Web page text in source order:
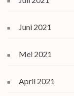
Juni 2021
Mei 2021
April 2021